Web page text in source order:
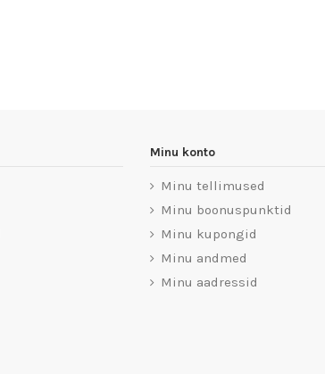
Minu konto
Minu tellimused
Minu boonuspunktid
Minu kupongid
Minu andmed
Minu aadressid